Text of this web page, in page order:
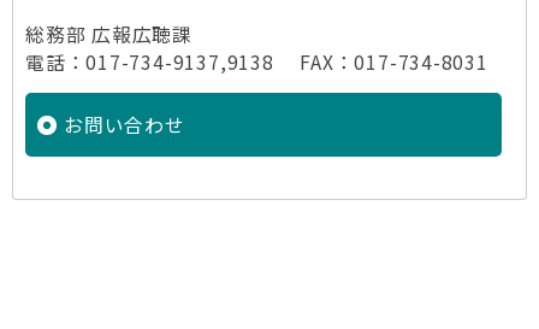
総務部 広報広聴課
電話：017-734-9137,9138 FAX：017-734-8031
お問い合わせ